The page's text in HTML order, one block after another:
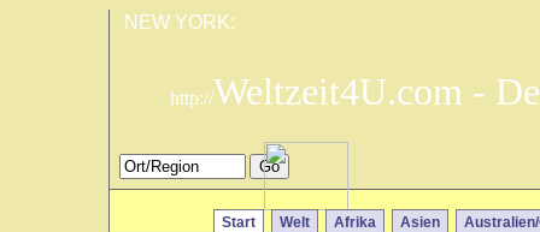
NEW YORK:
http://Weltzeit4U.com -
Start Welt Afrika Asien